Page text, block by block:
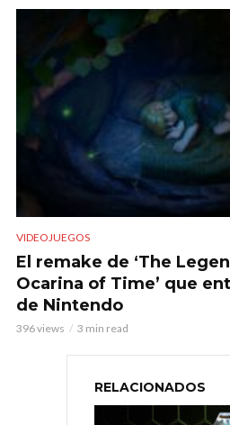
VIDEOJUEGOS
El remake de ‘The
Ocarina of Time’ que
de Nintendo
396 views 3 min read
RELACIONADOS